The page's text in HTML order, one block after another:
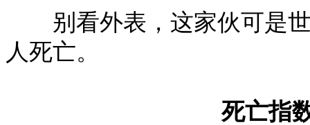
别看外表，这家伙可是世
人死亡。
死亡